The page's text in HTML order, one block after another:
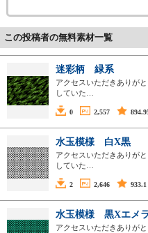
この投稿者の無料素材一覧
迷彩柄 緑系
アクセスいただきありが
していた…
0 2,557
水玉模様 白X黒
アクセスいただきありが
していた…
2 2,646 933.1
水玉模様 黒Xエメ
アクセスいただきありが